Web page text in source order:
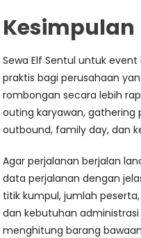
Kesimpulan
Sewa Elf Sentul untuk
praktis bagi perusahaan
rombongan secara lebih
outing karyawan, gathering
outbound, family day, dan
Agar perjalanan berjalan
data perjalanan dengan
titik kumpul, jumlah
dan kebutuhan
menghitung barang